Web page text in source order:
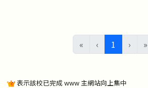
« ‹ 1 (目前頁次)
› »
表示該校已完成 www 主網站向上集中